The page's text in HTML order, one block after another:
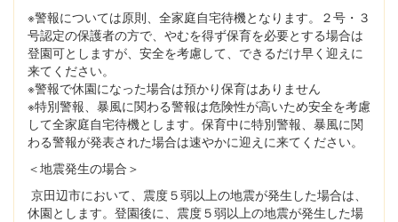
※警報については原則、全家庭自宅待機となります。２号・３
号認定の保護者の方で、やむを得ず保育を必要とする場合は
登園可としますが、安全を考慮して、できるだけ早く迎えに
来てください。
※警報で休園になった場合は預かり保育はありません
※特別警報、暴風に関わる警報は危険性が高いため安全を考慮
して全家庭自宅待機とします。保育中に特別警報、暴風に関
わる警報が発表された場合は速やかに迎えに来てください。
＜地震発生の場合＞
京田辺市において、震度５弱以上の地震が発生した場合は、
休園とします。登園後に、震度５弱以上の地震が発生した場